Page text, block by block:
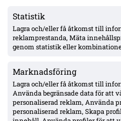
Statistik
Lagra och/eller få åtkomst till
reklamprestanda, Mäta
genom statistik eller
Marknadsföring
Lagra och/eller få åtkomst till
Använda begränsade data för att
personaliserad reklam, Använda
personaliserad reklam, Skapa
MFF:s Anton Höög
framtidsroll som åtta,
Pihlström två mål på
effekt
Uppgifter: Erzurumspor